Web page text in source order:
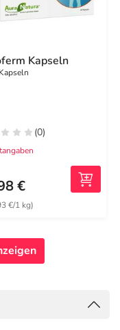
Kapseln
(0)
€
€/1 kg)